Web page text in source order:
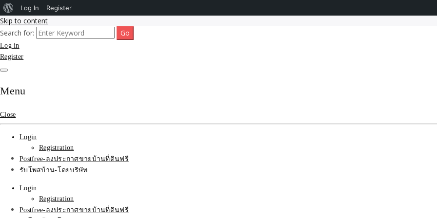
Skip to content
รับจ้างโพสขายบ้าน ติดAI Search รับทำSEOรายเดือน
SEOขายของ บ้านที่ดินฟรีประกาศ ที่เดียวในเมืองไทย
รับโพสต์เว็บขายบ้าน อสังหา ทำSEOรายเดือนราคาถูก เน้นติดAI โพสต์ประกาศบ้านที่ดินฟรี SEOขายบ้าน รับจ้างโพสต์บ้านที่ดินติดหน้า1goolge ราค
Search for:
Log in
Register
Menu
Close
Login
Registration
Postfree-ลงประกาศขายบ้านที่ดินฟรี
รับโพสบ้าน-โดยบริษัท
Login
Registration
Postfree-ลงประกาศขายบ้านที่ดินฟรี
About
WordPress
Log In Register